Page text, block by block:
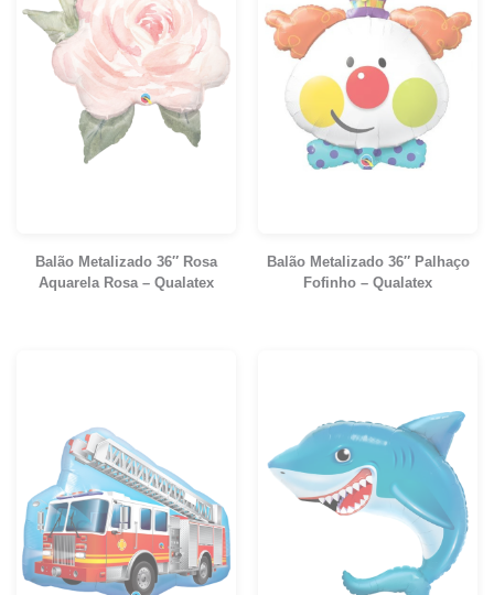
Balão Metalizado 36″ Rosa
Aquarela Rosa – Qualatex
Balão Metalizado 36″ Palhaço
Fofinho – Qualatex